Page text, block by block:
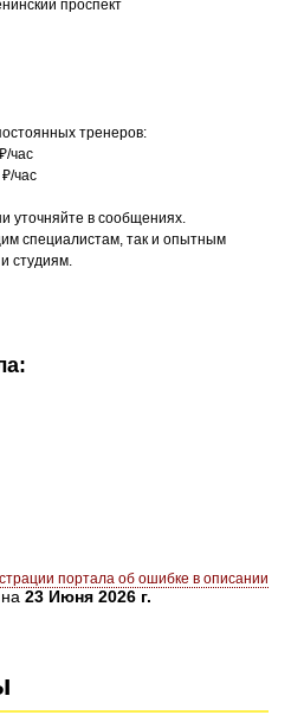
проспект
тренеров:
час
час
уточняйте в сообщениях.
специалистам, так и опытным
студиям.
портала об ошибке в описании
23 Июня 2026 г.